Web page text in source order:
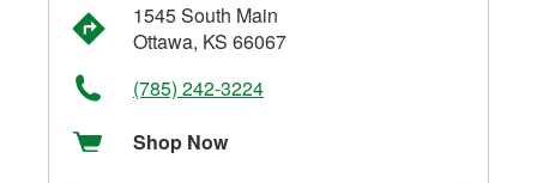
1545 South Main
Ottawa, KS 66067
(785) 242-3224
Shop Now